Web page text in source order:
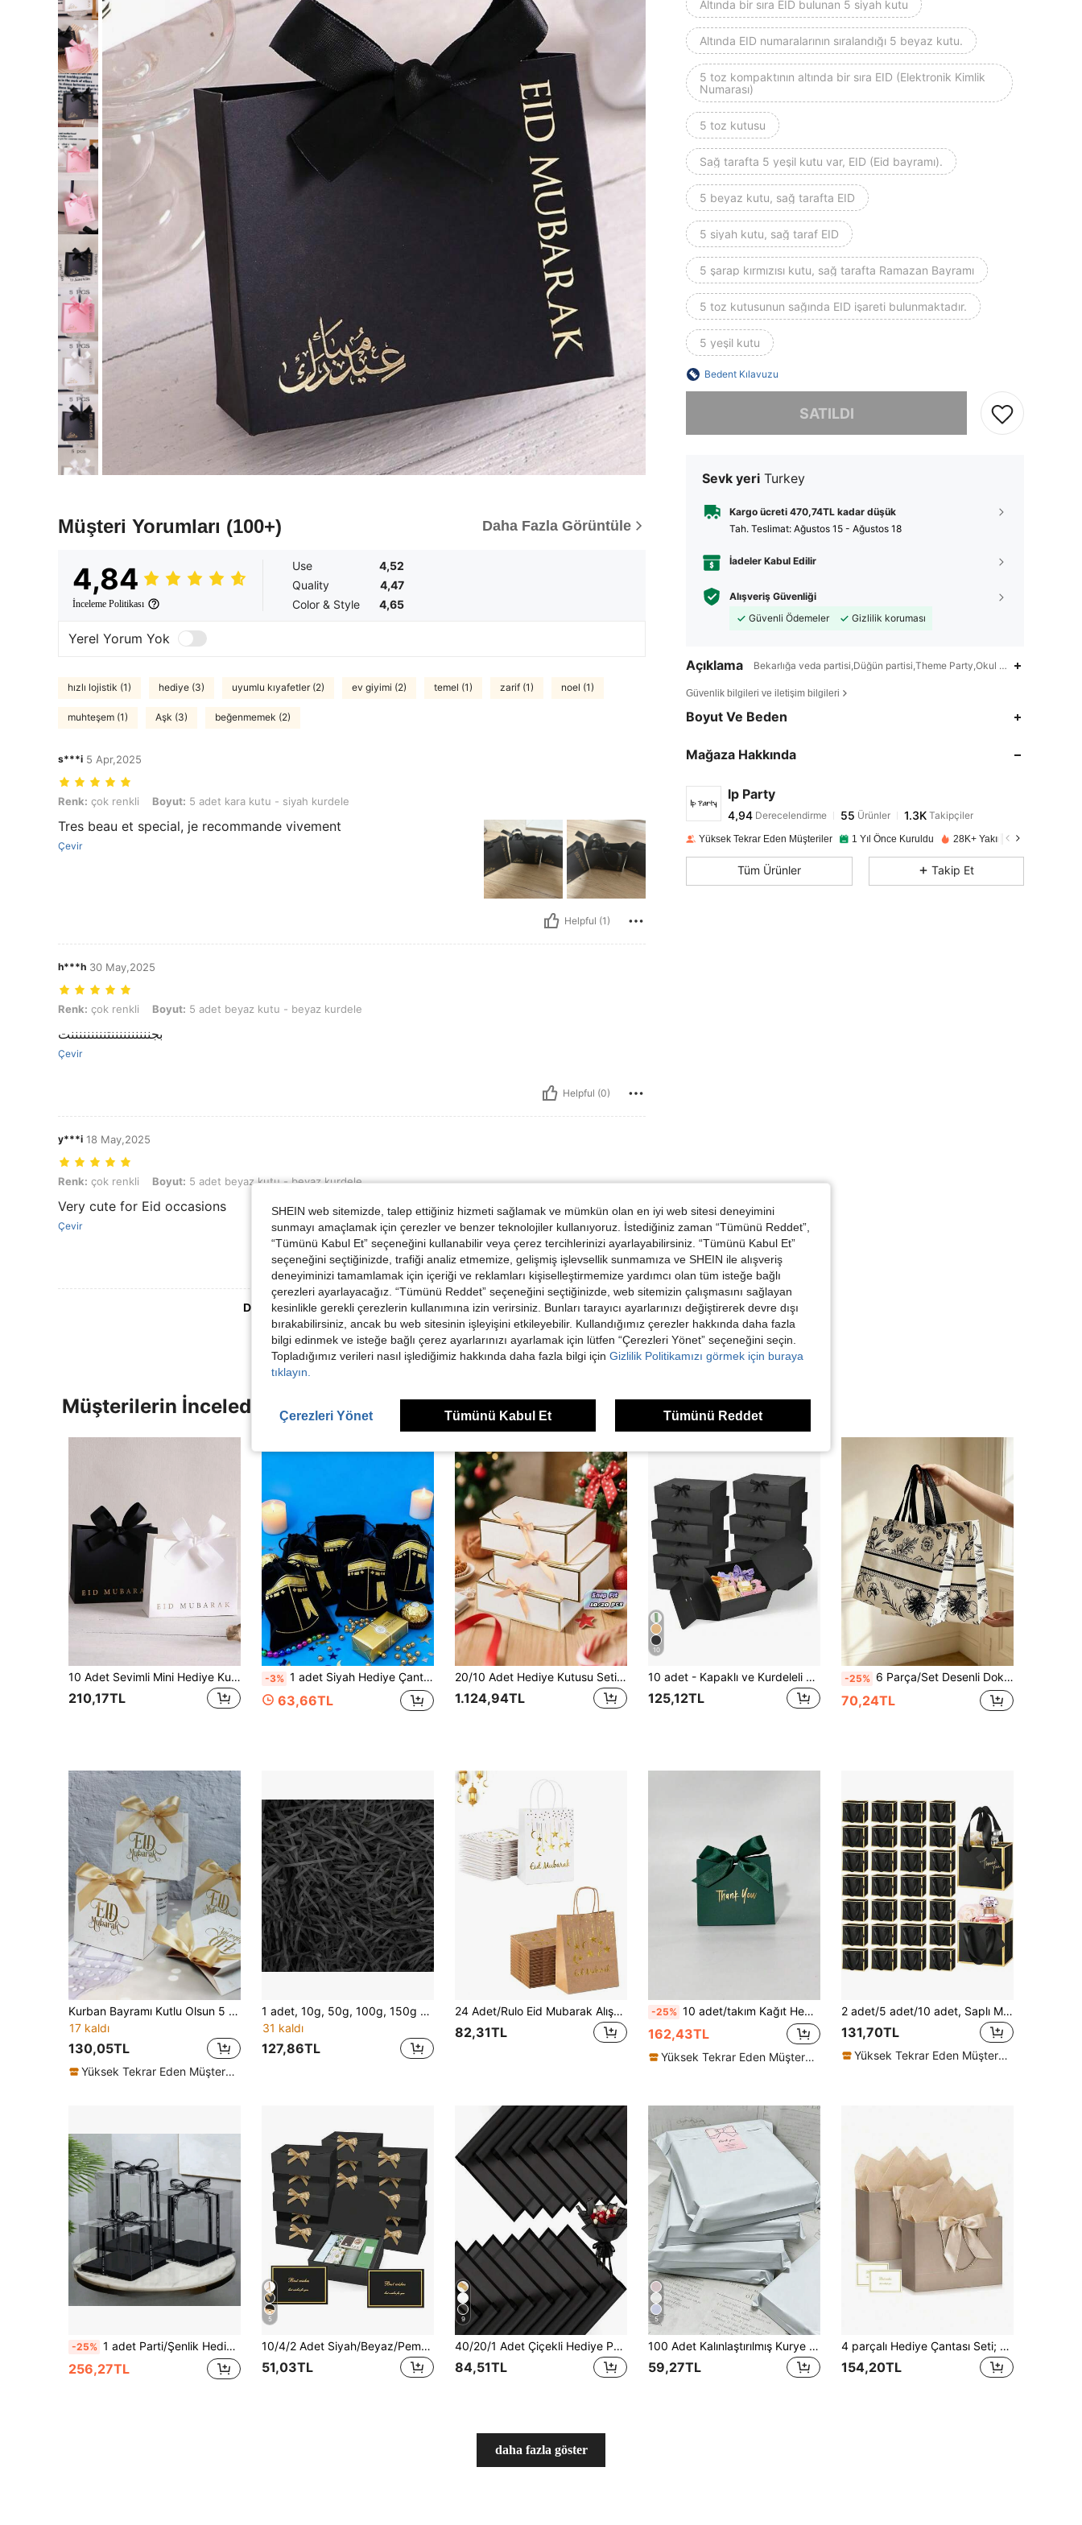
Müşteri Yorumları (100+) Daha Fazla Görüntüle
4,84
İnceleme Politikası
Use
4,52
Quality
4,47
Color & Style
4,65
Yerel Yorum Yok
hızlı lojistik (1) hediye (3) uyumlu kıyafetler (2) ev giyimi (2) temel (1) zarif (1) noel (1)
muhteşem (1) Aşk (3) beğenmemek (2)
s***i 5 Apr,2025
Renk: çok renkli, Boyut: 5 adet kara kutu - siyah kurdele
Renk: çok renkli Boyut: 5 adet kara kutu - siyah kurdele
Tres beau et special, je recommande vivement
Çevir
Helpful (1)
h***h 30 May,2025
Renk: çok renkli, Boyut: 5 adet beyaz kutu - beyaz kurdele
Renk: çok renkli Boyut: 5 adet beyaz kutu - beyaz kurdele
بجننننننننننتنننننننننت
Çevir
Helpful (0)
y***i 18 May,2025
Renk: çok renkli, Boyut: 5 adet beyaz kutu - beyaz kurdele
Renk: çok renkli Boyut: 5 adet beyaz kutu - beyaz kurdele
Very cute for Eid occasions
Çevir
Helpful (0)
Daha Fazla Değerlendirme Görüntüle
Altında bir sıra EID bulunan 5 siyah kutu
Altında EID numaralarının sıralandığı 5 beyaz kutu.
5 toz kompaktının altında bir sıra EID (Elektronik Kimlik
Numarası)
5 toz kutusu
Sağ tarafta 5 yeşil kutu var, EID (Eid bayramı).
5 beyaz kutu, sağ tarafta EID
5 siyah kutu, sağ taraf EID
5 şarap kırmızısı kutu, sağ tarafta Ramazan Bayramı
5 toz kutusunun sağında EID işareti bulunmaktadır.
5 yeşil kutu
Bedent Kılavuzu
SATILDI
Sevk yeri Turkey
Kargo ücreti 470,74TL kadar düşük
Tah. Teslimat: Ağustos 15 - Ağustos 18
İadeler Kabul Edilir
Alışveriş Güvenliği
Güvenli Ödemeler
Gizlilik koruması
Açıklama Bekarlığa veda partisi,Düğün partisi,Theme Party,Okul Partisine
Güvenlik bilgileri ve iletişim bilgileri
Boyut Ve Beden
Mağaza Hakkında
lp Party
4,94
4,94Derecelendirme
m***5 1 gün önce'i takip etti
4,94
1.3K
Yüksek Tekrar Eden Müşteriler 1 Yıl Önce Kuruldu 28K+ Yakın zamanda satıldı
Tüm Ürünler Takip Et
Müşterilerin İncelediği Diğer Ürünler
10 Adet Sevimli Mini Hediye Kutusu, Minimalist Yazı Tasarımı ve Kurdeleli, Boyut: 10,5 * 10 * 4,5 Cm - Şekerleme, Çikolata, Şık Hediyeler, Okul Malzemeleri ve Okula Dönüş Hediyeleri İçin İdeal
210,17TL
-3% 1 adet Siyah Hediye Çantası, Altın Fener Desenli - Hac, Fenerler, Yıldızlar ve İslami Kutlamalar İçin Uygundur. Çekme Halkası, Fener Şekli, Zarif Desen ve Dayanıklı İp ile Tasarlanmıştır.
63,66TL
20/10 Adet Hediye Kutusu Seti, Düğün Davetiyeleri, Gelin Hediyeleri, Doğum Günleri, Partiler, Festivaller İçin Uygun, Kurdele Dahil
1.124,94TL
10
10 adet - Kapaklı ve Kurdeleli Saf Siyah Hediye Kutusu, Nedime Teklif Kutusu, Düğün Hediye Kutusu, Doğum Günü Hediyesi, Bebek Partisi Hediyesi, Sevgililer Günü Hediyesi vb. İçin Uygundur.
125,12TL
-25% 6 Parça/Set Desenli Dokunmamış Kumaş Hediye Çantaları, Kalınlaştırılmış Yeniden Kullanılabilir Alışveriş ve Saklama Çantaları, Saplı Tasarımlı Büyük Kapasiteli Hafif El Çantaları, Zarif Desenli Kumaş, Güzel ve Dayanıklı, Düğün Hediyelikleri, Doğum Günü Parti Hediye Çantaları, Kadın Alışveriş Çantaları ve Kıyafet Saklama Düzenleme İçin Uygun, Ayrıca Yurt Saklama Çantası veya Okula Dönüş Malzemeleri Paketleme Çantası Olarak Kullanılabilir, Çoklu Set Toplu Hediye Verme ve Günlük Kullanım İhtiyaçlarını Karşılar, Dokunmamış Kumaş Malzeme Tek Kullanımlık Kağıt Çantalardan Daha Dayanıklı ve Ekonomiktir, Her Hediyeyi İçten Dışa Düşünceli ve Şık Kılar
70,24TL
Kurban Bayramı Kutlu Olsun 5 ADET Kurban Bayramı Kurban Bayramı Şeker Hediye Kutuları ile Şenliklerinizi Güzelleştirin - Kutlamalar, Ramazan Bayramı, Ramazan Bayramı, İftar, Sahur, Masa Dekorasyonu ve Samimi Karşılama Hediyeleri İçin Mükemmel
17 kaldı
130,05TL
Yüksek Tekrar Eden Müşteriler
1 adet, 10g, 50g, 100g, 150g Buruşuk Kağıt Parçalayıcı Dolgu, Düğünler, Sevgililer Günü, Cadılar Bayramı, Babalar Günü, Anneler Günü, Partiler, Süslemeler, Kırılgan Hediye Koruması İçin Uygun Hediye Paketleme Malzemesi
31 kaldı
127,86TL
24 Adet/Rulo Eid Mubarak Alışveriş Poşetleri - Altın Yaldızlı Yıldız ve Ay Desenli, Büyük Boy Katlanabilir Kırışmaya Dayanıklı Kağıt Hediye Poşetleri, Tatil Alışverişi, Ramazan, Ramazan Bayramı ve Çeşitli Kutlamalar İçin İdeal, Sağlam Kağıt Yapı
82,31TL
-25% 10 adet/takım Kağıt Hediye Kutusu, Parti Için Modern Yeşil Slogan Grafik Yay Dekor Hediye Paketleme Kutusu
162,43TL
Yüksek Tekrar Eden Müşteriler
2 adet/5 adet/10 adet, Saplı Mini Hediye Çantaları Küçük Noel Hediye Çantaları Metalik Folyo Kağıt 4x4.75x2.25'' Ekstra Küçük Teşekkür Hediye Çantaları Etiketli Toplu Sevgililer Günü, Yıldönümü, Doğum Günü Partisi Düğün (Siyah/Beyaz/Pembe/Koyu Mavi)
131,70TL
Yüksek Tekrar Eden Müşteriler
-25% 1 adet Parti/Şenlik Hediye Kutusu, 1 Katmanlı, 2 Katmanlı veya 3 Katmanlı Mücevher Saklama Sergileme Kutusu
256,27TL
5
10/4/2 Adet Siyah/Beyaz/Pembe Kapaklı ve Kurdeleli Hediye Kutuları, Nedime Davetiyesi Hediye Kutuları, Düğün ve Doğum Günü Hediye Kutuları, Çeşitli Partiler, Sevgililer Günü Hediyeleri, Paketleme, DIY El Sanatları, Makyaj Saklama Kutuları, Mezuniyet Hediye Paketleme
51,03TL
9
40/20/1 Adet Çiçekli Hediye Paketleme Kağıdı, Kore Tarzı Buket Sarma Kağıdı, DIY El Yapımı Hediye Paketleme Dekorasyonu Çiçek Malzemeleri, 23in X 23in, Paketleme Kağıdı, Pelür Kağıdı, Buket Malzemeleri, Pembe Pelür Kağıdı, Hediye Çantaları ve Paketleme İçin Uygun, Çok Renkli Hediye Paketleme Kağıdı, Sevgililer Günü Hediye Paketleme Kağıdı, Doğum Günü Sanat Kağıdı El Sanatları, Cadılar Bayramı, Şükran Günü, Noel, Yılbaşı, Okula Dönüş Sezonu, Hediye Paketleme, El Sanatları, Püsküllü Garland, Mezuniyet Hediye Paketleme Kağıdı (Şeffaf Siyah)
84,51TL
5
100 Adet Kalınlaştırılmış Kurye Torbası, Lojistik Paketleme Torbası, Kıyafet Teslimat Paketleme Torbası, Mühürlü Paketleme Torbası, Kapatılabilir Paketleme Torbası, Farklı Boyut Seçenekleri Mevcut
59,27TL
4 parçalı Hediye Çantası Seti; 1 Hediye Çantası, 1 Ambalaj Kağıdı, Kurdeleli 1 Kart, Alışveriş Çantası, Saplı ve Fiyonklu Kanvas Çanta İçerir. Yüksek Kaliteli Kağıt Hediye Çantası; Kadınlar İçin Düğün Partisi, Noel, Şükran Günü, Yeni Yıl, Düğün, Doğum Günü, Sevgililer Günü, Nedime Partisi, Kız Arkadaş Partisi ve Diğer Özel Günler İçin Uygundur.
154,20TL
daha fazla göster
SHEIN web sitemizde, talep ettiğiniz hizmeti sağlamak ve mümkün olan en iyi web sitesi deneyimini
sunmayı amaçlamak için çerezler ve benzer teknolojiler kullanıyoruz. İstediğiniz zaman “Tümünü Reddet”,
“Tümünü Kabul Et” seçeneğini kullanabilir veya çerez tercihlerinizi ayarlayabilirsiniz. “Tümünü Kabul Et”
seçeneğini seçtiğinizde, trafiği analiz etmemize, gelişmiş işlevsellik sunmamıza ve SHEIN ile alışveriş
deneyiminizi tamamlamak için içeriği ve reklamları kişiselleştirmemize yardımcı olan tüm isteğe bağlı
çerezleri ayarlayacağız. “Tümünü Reddet” seçeneğini seçtiğinizde, web sitemizin çalışmasını sağlayan
kesinlikle gerekli çerezlerin kullanımına izin verirsiniz. Bunları tarayıcı ayarlarınızı değiştirerek devre dışı
bırakabilirsiniz, ancak bu web sitesinin işleyişini etkileyebilir. Kullandığımız çerezler hakkında daha fazla
bilgi edinmek ve isteğe bağlı çerez ayarlarınızı ayarlamak için lütfen “Çerezleri Yönet” seçeneğini seçin.
Topladığımız verileri nasıl işlediğimiz hakkında daha fazla bilgi için Gizlilik Politikamızı görmek için buraya
tıklayın.
Çerezleri Yönet Tümünü Kabul Et Tümünü Reddet